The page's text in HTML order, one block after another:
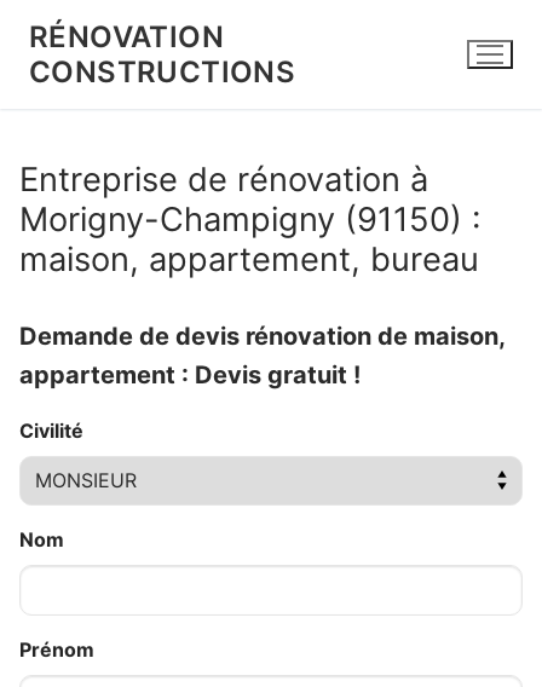
contenu
RÉNOVATION
CONSTRUCTIONS
Entreprise de rénovation à
Morigny-Champigny (91150) :
maison, appartement, bureau
Demande de devis rénovation de maison,
appartement : Devis gratuit !
Civilité
Nom
Prénom